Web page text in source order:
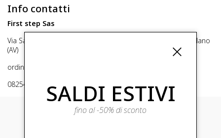
Info contatti
First step Sas
Via San Michele 16, Mirabella Eclano (Av) 83036 Mirabella Eclano
(AV)
ordini@fashionscoppettuolo.it
0825449414 SALDI ESTIVI
fino al -50% di sconto